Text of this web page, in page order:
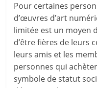
Pour certaines
d’œuvres d’art
limitée est un moyen
d’être fières de leurs
leurs amis et les
personnes qui
symbole de statut